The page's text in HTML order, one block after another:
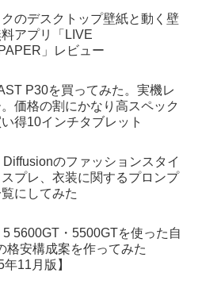
のデスクトップ壁紙と動く壁
アプリ「LIVE
」レビュー
P30を買ってみた。実機レ
。価格の割にかなり高スペック
得10インチタブレット
Diffusionのファッションスタイ
スプレ、衣装に関するプロンプ
覧にしてみた
5 5600GT・5500GTを使った自
格安構成案を作ってみた
年11月版】